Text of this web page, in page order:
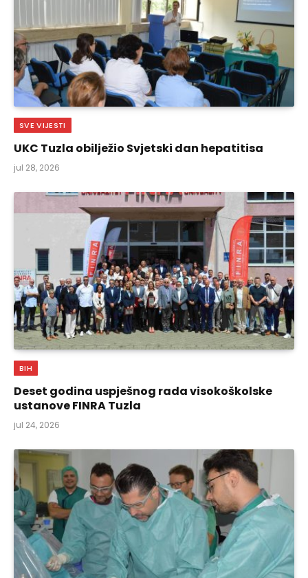
SVE VIJESTI
UKC Tuzla obilježio Svjetski dan hepatitisa
jul 28, 2026
BIH
Deset godina uspješnog rada visokoškolske
ustanove FINRA Tuzla
jul 24, 2026